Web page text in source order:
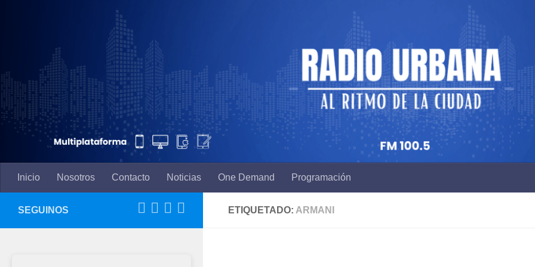
Inicio Nosotros Contacto Noticias One Demand Programación
ETIQUETADO: ARMANI
SEGUINOS